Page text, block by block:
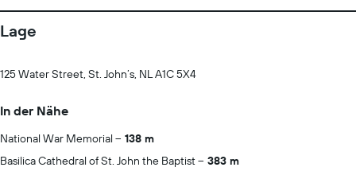
Lage
125 Water Street, St. John’s, NL A1C 5X4
In der Nähe
National War Memorial
138 m
Basilica Cathedral of St. John the Baptist
383 m